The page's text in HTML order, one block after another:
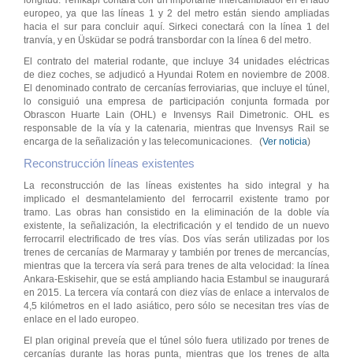
europeo, ya que las líneas 1 y 2 del metro están siendo ampliadas
hacia el sur para concluir aquí. Sirkeci conectará con la línea 1 del
tranvía, y en Üsküdar se podrá transbordar con la línea 6 del metro.
El contrato del material rodante, que incluye 34 unidades eléctricas
de diez coches, se adjudicó a Hyundai Rotem en noviembre de 2008.
El denominado contrato de cercanías ferroviarias, que incluye el túnel,
lo consiguió una empresa de participación conjunta formada por
Obrascon Huarte Lain (OHL) e Invensys Rail Dimetronic. OHL es
responsable de la vía y la catenaria, mientras que Invensys Rail se
encarga de la señalización y las telecomunicaciones. (Ver noticia)
Reconstrucción líneas existentes
La reconstrucción de las líneas existentes ha sido integral y ha
implicado el desmantelamiento del ferrocarril existente tramo por
tramo. Las obras han consistido en la eliminación de la doble vía
existente, la señalización, la electrificación y el tendido de un nuevo
ferrocarril electrificado de tres vías. Dos vías serán utilizadas por los
trenes de cercanías de Marmaray y también por trenes de mercancías,
mientras que la tercera vía será para trenes de alta velocidad: la línea
Ankara-Eskisehir, que se está ampliando hacia Estambul se inaugurará
en 2015. La tercera vía contará con diez vías de enlace a intervalos de
4,5 kilómetros en el lado asiático, pero sólo se necesitan tres vías de
enlace en el lado europeo.
El plan original preveía que el túnel sólo fuera utilizado por trenes de
cercanías durante las horas punta, mientras que los trenes de alta